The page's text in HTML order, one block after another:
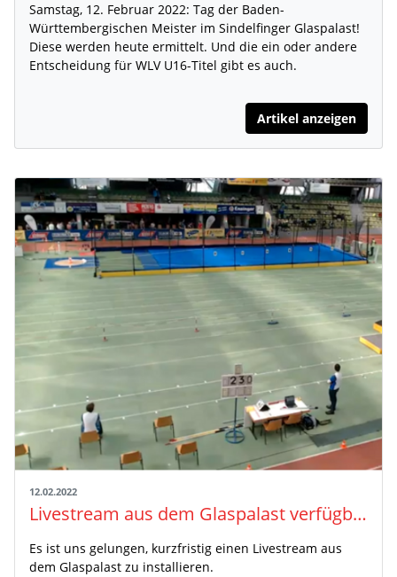
Samstag, 12. Februar 2022: Tag der Baden-
Württembergischen Meister im Sindelfinger Glaspalast!
Diese werden heute ermittelt. Und die ein oder andere
Entscheidung für WLV U16-Titel gibt es auch.
Artikel anzeigen
12.02.2022
Livestream aus dem Glaspalast verfügbar!
Es ist uns gelungen, kurzfristig einen Livestream aus
dem Glaspalast zu installieren.